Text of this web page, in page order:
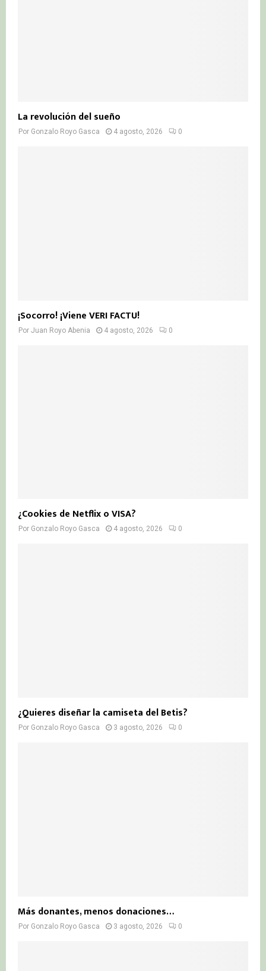
La revolución del sueño
Por Gonzalo Royo Gasca 4 agosto, 2026 0
¡Socorro! ¡Viene VERI FACTU!
Por Juan Royo Abenia 4 agosto, 2026 0
¿Cookies de Netflix o VISA?
Por Gonzalo Royo Gasca 4 agosto, 2026 0
¿Quieres diseñar la camiseta del Betis?
Por Gonzalo Royo Gasca 3 agosto, 2026 0
Más donantes, menos donaciones…
Por Gonzalo Royo Gasca 3 agosto, 2026 0